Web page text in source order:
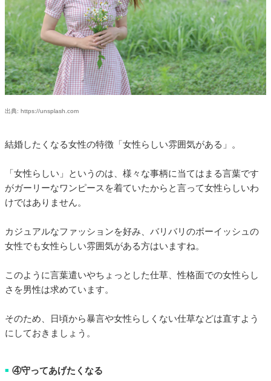
出典: https://unsplash.com
結婚したくなる女性の特徴「女性らしい雰囲気がある」。
「女性らしい」というのは、様々な事柄に当てはまる言葉です
がガーリーなワンピースを着ていたからと言って女性らしいわ
けではありません。
カジュアルなファッションを好み、バリバリのボーイッシュの
女性でも女性らしい雰囲気がある方はいますね。
このように言葉遣いやちょっとした仕草、性格面での女性らし
さを男性は求めています。
そのため、日頃から暴言や女性らしくない仕草などは直すよう
にしておきましょう。
■ ④守ってあげたくなる